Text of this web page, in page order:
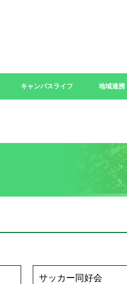
キャンパスライフ 地域連携
サッカー同好会